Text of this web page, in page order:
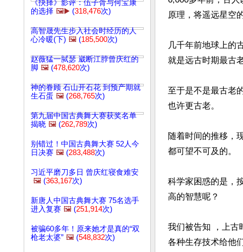
《抉择》影评：伍子胥与何宝康
的选择 🖼️▶️ (318,476次)
高智晟先生步入社会时经历的人
心冷暖(下) 🖼️ (185,500次)
赵薇猛一脦瑟 崴断江脖曾庆红的
脚 🖼️ (478,620次)
神的眷顾 石山开石花 到预产期就
生石蛋 🖼️ (268,765次)
第九届中国古典舞大赛获奖名单
揭晓 🖼️ (262,789次)
别错过！中国古典舞大赛 52人今
日决赛 🖼️ (283,488次)
习近平磨刀多日 曾庆红寝食难安
🖼️ (363,167次)
新唐人中国古典舞大赛 75名选手
进入复赛 🖼️ (251,914次)
被骗60多年！原来她才是真的“双
枪老太婆” 🖼️ (548,832次)
原理，将遥远星空
几千年前地球上的
就是远古时期最古
至于是不是最古老
也许更古老。
随着时间的推移，
都可望不可及的。
科学家困惑的是，
高的智慧呢？
我们被告知 ，上古
各种生存技术给他